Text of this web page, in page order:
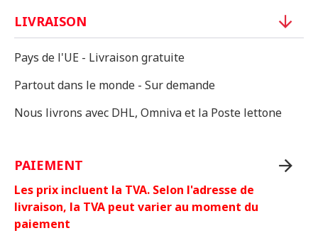
LIVRAISON
Pays de l'UE - Livraison gratuite
Partout dans le monde - Sur demande
Nous livrons avec DHL, Omniva et la Poste lettone
PAIEMENT
Les prix incluent la TVA. Selon l'adresse de
livraison, la TVA peut varier au moment du
paiement